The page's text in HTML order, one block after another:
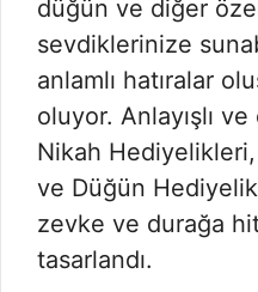
düğün ve diğer
sevdiklerinize
anlamlı hatıralar
oluyor. Anlayışlı
Nikah
ve Düğün
zevke ve durağa
tasarlandı.